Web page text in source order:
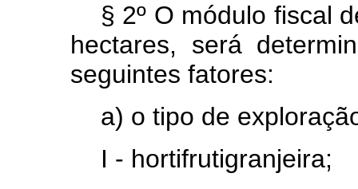
§ 2º O módulo fiscal
hectares, será
seguintes fatores:
a) o tipo de
I - hortifrutigranjeira;